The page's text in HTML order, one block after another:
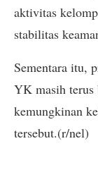
aktivitas
stabilitas
Sementara itu,
YK masih terus
kemungkinan
tersebut.(r/nel)